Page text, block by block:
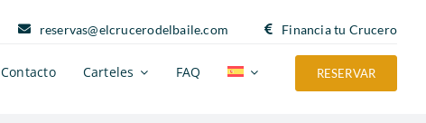
reservas@elcrucerodelbaile.com Financia tu Crucero
Contacto Carteles FAQ RESERVAR